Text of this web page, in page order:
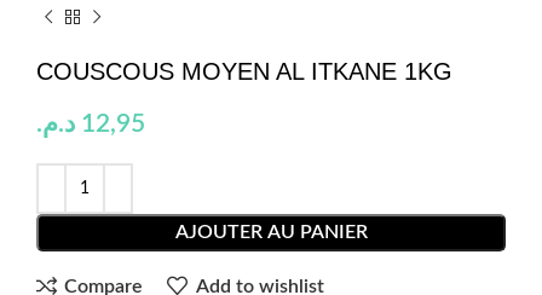
COUSCOUS MOYEN AL ITKANE 1KG
12,95 د.م.
AJOUTER AU PANIER
Compare Add to wishlist